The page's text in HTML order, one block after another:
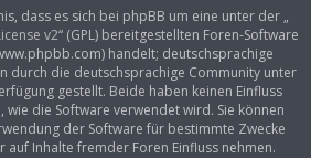
dass es sich bei phpBB um eine unter der „
v2“ (GPL) bereitgestellten Foren-Software
handelt; deutschsprachige
durch die deutschsprachige Community unter
gestellt. Beide haben keinen Einfluss
wie die Software verwendet wird. Sie können
der Software für bestimmte Zwecke
auf Inhalte fremder Foren Einfluss nehmen.